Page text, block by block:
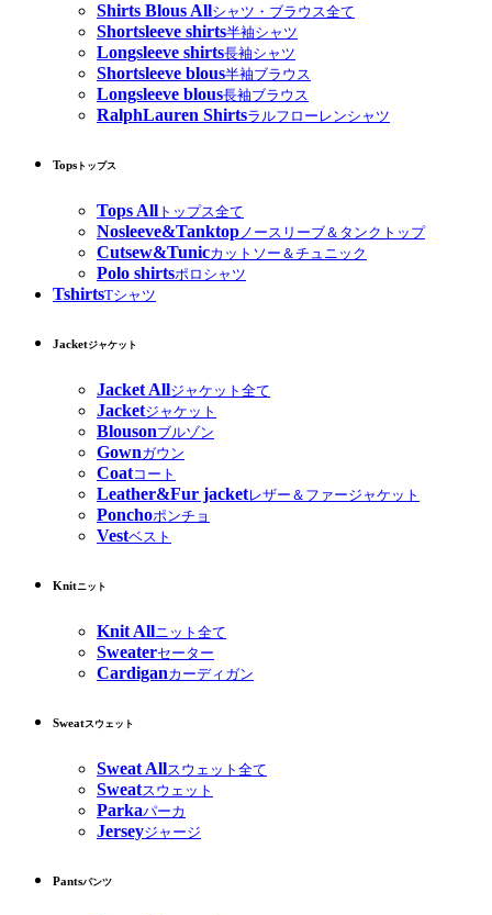
Shirts Blous Allシャツ・ブラウス全て
Shortsleeve shirts半袖シャツ
Longsleeve shirts長袖シャツ
Shortsleeve blous半袖ブラウス
Longsleeve blous長袖ブラウス
RalphLauren Shirtsラルフローレンシャツ
Tops トップス
Tops All トップス全て
Nosleeve&Tanktop ノースリーブ＆タンクトップ
Cutsew&Tunicカットソー＆チュニック
Polo shirtsポロシャツ
TshirtsTシャツ
Jacketジャケット
Jacket Allジャケット全て
Jacketジャケット
Blousonブルゾン
Gownガウン
Coatコート
Leather&Fur jacketレザー＆ファージャケット
Ponchoポンチョ
Vestベスト
Knitニット
Knit Allニット全て
Sweaterセーター
Cardiganカーディガン
Sweatスウェット
Sweat Allスウェット全て
Sweatスウェット
Parkaパーカ
Jerseyジャージ
Pantsパンツ